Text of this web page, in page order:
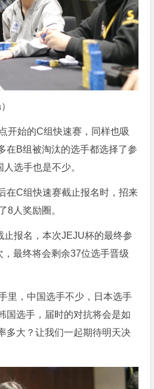
开始的C组快速赛，同样也吸
在B组被淘汰的选手都选择了参
选手也是不少。
在C组快速赛截止报名时，招来
8人奖励圈。
止报名，本次JEJU杯的最终参
最终将会剩余37位选手晋级
里，中国选手不少，日本选手
国选手，届时的对抗将会是如
多大？让我们一起期待明天决